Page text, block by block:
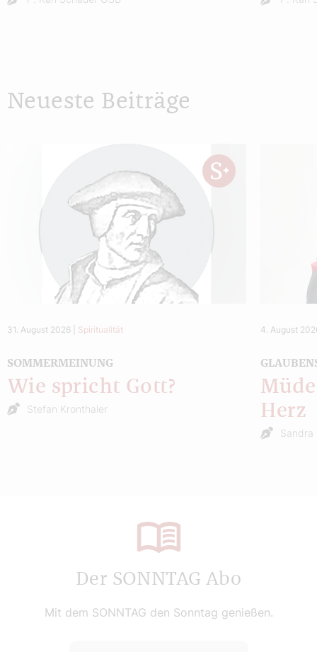
Neueste Beiträge
31. August 2026 Spiritualität
SOMMERMEINUNG
Wie spricht Gott?
Stefan Kronthaler
4. August
Herz
Sandra
Der SONNTAG Abo
Mit dem SONNTAG den Sonntag genießen.